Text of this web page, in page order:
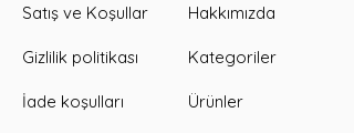
Satış ve Koşullar
Gizlilik politikası
İade koşulları
Hakkımızda
Kategoriler
Ürünler